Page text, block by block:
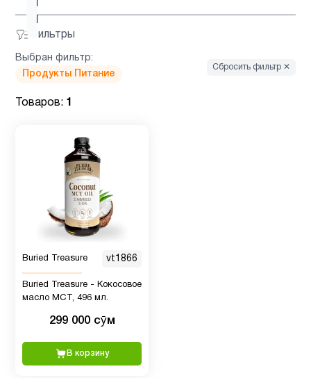
Фильтры
Кожа 3
Кокосовое
Магний 2
Микроэлементы
Минералы
Мужчинам 11
Мультивитамины 5
Выбран фильтр:
Продукты Питание
Сбросить фильтр ✕
Товаров: 1
Buried Treasure vt1866
Buried Treasure - Кокосовое
масло MCT, 496 мл.
299 000 сӯм
В корзину